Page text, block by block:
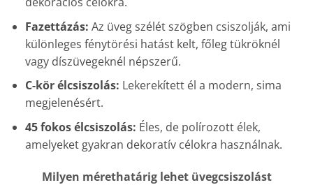
Fazettázás: Az üveg szélét szögben csiszolják, ami
különleges fénytörési hatást kelt, főleg tükröknél
vagy díszüvegeknél népszerű.
C-kör élcsiszolás: Lekerekített él a modern, sima
megjelenésért.
45 fokos élcsiszolás: Éles, de polírozott élek,
amelyeket gyakran dekoratív célokra használnak.
Milyen mérethatárig lehet üvegcsiszolást